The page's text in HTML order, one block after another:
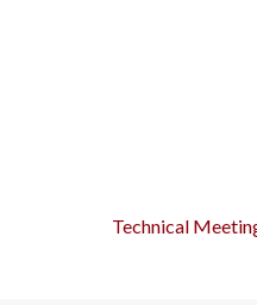
Technical